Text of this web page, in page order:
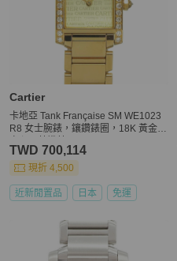
Cartier
卡地亞 Tank Française SM WE1023
R8 女士腕錶，鑲鑽錶圈，18K 黃金，
TWD 700,114
現折 4,500
近新閒置品 日本 免運